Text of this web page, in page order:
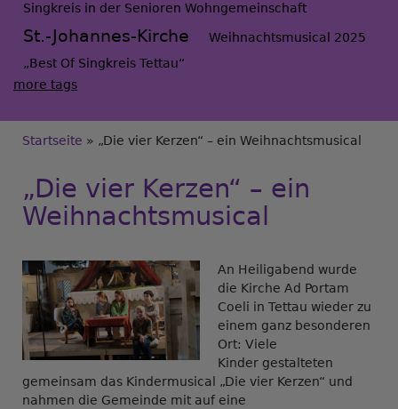
Singkreis in der Senioren Wohngemeinschaft
St.-Johannes-Kirche
Weihnachtsmusical 2025
„Best Of Singkreis Tettau“
more tags
Breadcrumb
Startseite „Die vier Kerzen“ – ein Weihnachtsmusical
„Die vier Kerzen“ – ein
Weihnachtsmusical
An Heiligabend wurde
die Kirche Ad Portam
Coeli in Tettau wieder zu
einem ganz besonderen
Ort: Viele
Kinder gestalteten
gemeinsam das Kindermusical „Die vier Kerzen“ und
nahmen die Gemeinde mit auf eine